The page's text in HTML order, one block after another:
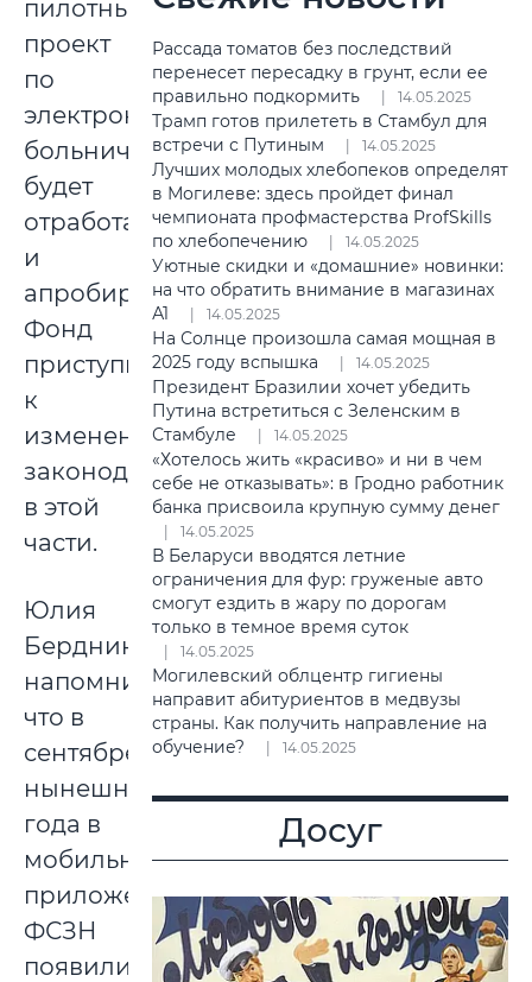
пилотный
проект
по
электронным
больничным
будет
отработан
и
апробирован,
Фонд
приступит
к
изменению
законодательства
в этой
части.
Юлия
Бердникова
напомнила,
что в
сентябре
нынешнего
года в
мобильном
приложении
ФСЗН
появились
Рассада томатов без последствий
перенесет пересадку в грунт, если ее
правильно подкормить
14.05.2025
Трамп готов прилететь в Стамбул для
встречи с Путиным
14.05.2025
Лучших молодых хлебопеков определят
в Могилеве: здесь пройдет финал
чемпионата профмастерства ProfSkills
по хлебопечению
14.05.2025
Уютные скидки и «домашние» новинки:
на что обратить внимание в магазинах
А1
14.05.2025
На Солнце произошла самая мощная в
2025 году вспышка
14.05.2025
Президент Бразилии хочет убедить
Путина встретиться с Зеленским в
Стамбуле
14.05.2025
«Хотелось жить «красиво» и ни в чем
себе не отказывать»: в Гродно работник
банка присвоила крупную сумму денег
14.05.2025
В Беларуси вводятся летние
ограничения для фур: груженые авто
смогут ездить в жару по дорогам
только в темное время суток
14.05.2025
Могилевский облцентр гигиены
направит абитуриентов в медвузы
страны. Как получить направление на
обучение?
14.05.2025
Досуг